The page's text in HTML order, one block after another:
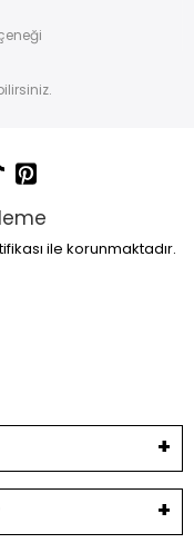
ile korunmaktadır.